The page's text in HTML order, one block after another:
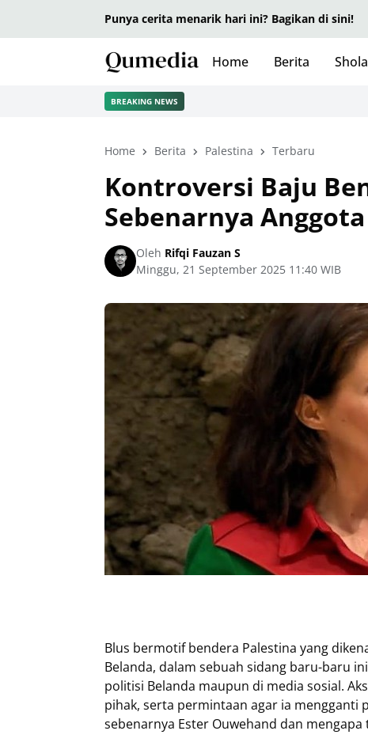
Punya cerita menarik hari ini? Bagikan di sini!
Home Berita
BREAKING NEWS
Home Berita Palestina Terbaru
Kontroversi Baju
Sebenarnya
Oleh Rifqi Fauzan S
Minggu, 21 September 2025 11:40 WIB
Blus bermotif bendera Palestina yang
Belanda, dalam sebuah sidang baru-baru
politisi Belanda maupun di media sosial.
pihak, serta permintaan agar ia mengganti
sebenarnya Ester Ouwehand dan